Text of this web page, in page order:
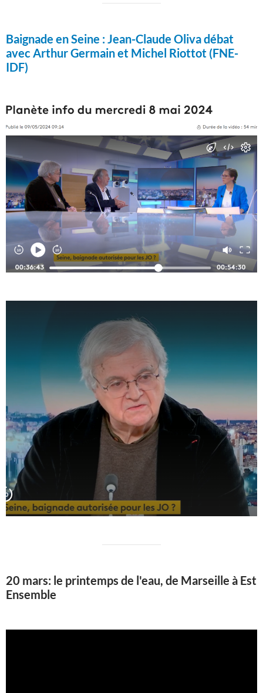
Baignade en Seine :Jean-Claude Oliva débat
avec Arthur Germain et Michel Riottot (FNE-
IDF)
20 mars: le printemps de l'eau, de Marseille à Est
Ensemble